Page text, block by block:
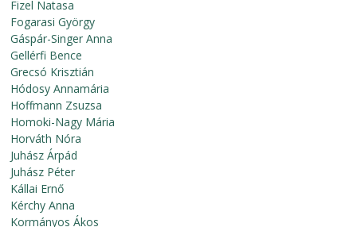
Fizel Natasa
Fogarasi György
Gáspár-Singer Anna
Gellérfi Bence
Grecsó Krisztián
Hódosy Annamária
Hoffmann Zsuzsa
Homoki-Nagy Mária
Horváth Nóra
Juhász Árpád
Juhász Péter
Kállai Ernő
Kérchy Anna
Kormányos Ákos